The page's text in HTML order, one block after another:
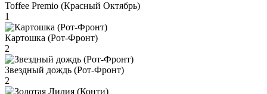
Toffee Premio (Красный Октябрь)
1
Картошка (Рот-Фронт)
2
Звездный дождь (Рот-Фронт)
2